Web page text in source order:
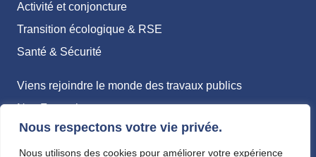
Nous respectons votre vie privée.
Nous utilisons des cookies pour améliorer votre expérience
Activité et conjoncture
Transition écologique & RSE
Santé & Sécurité
Viens rejoindre le monde des travaux publics
Nos Formations
Métiers